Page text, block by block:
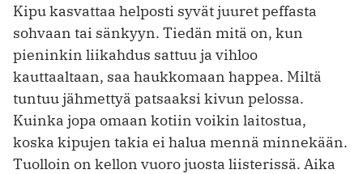
Kipu kasvattaa helposti syvät juuret peffasta
sohvaan tai sänkyyn. Tiedän mitä on, kun
pieninkin liikahdus sattuu ja vihloo
kauttaaltaan, saa haukkomaan happea. Miltä
tuntuu jähmettyä patsaaksi kivun pelossa.
Kuinka jopa omaan kotiin voikin laitostua,
koska kipujen takia ei halua mennä minnekään.
Tuolloin on kellon vuoro juosta liisterissä. Aika